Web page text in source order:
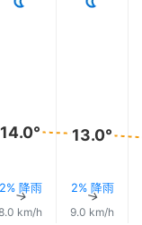
14.0°
2% 降雨
↑
km/h
13.0°
2% 降雨
↑
9.0 km/h